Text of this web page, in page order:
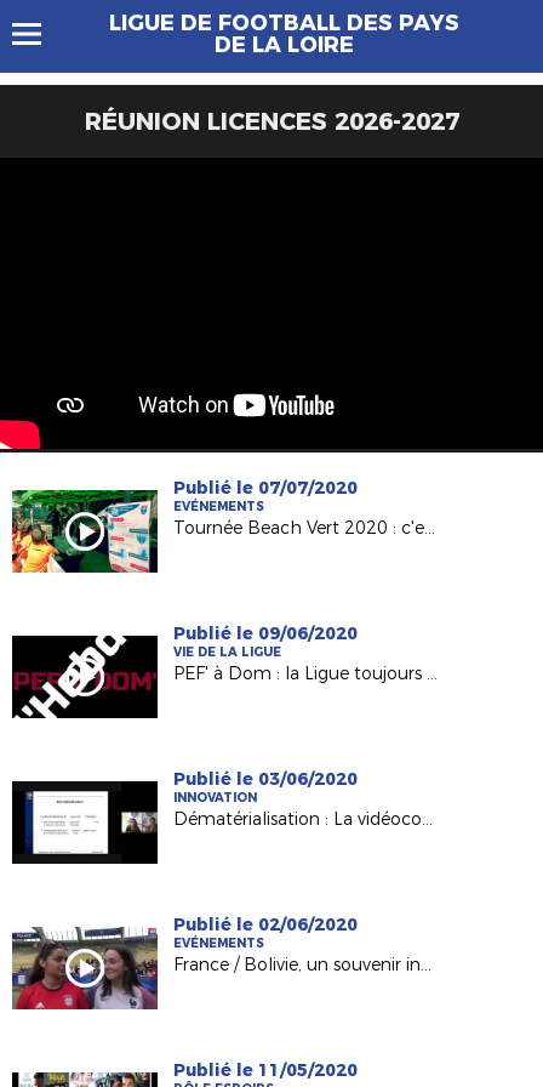
LIGUE DE FOOTBALL DES PAYS
DE LA LOIRE
RÉUNION LICENCES 2026-2027
Publié le 07/07/2020
EVÉNEMENTS
Tournée Beach Vert 2020 : c'est parti !
Publié le 09/06/2020
VIE DE LA LIGUE
PEF' à Dom : la Ligue toujours à votre contact !
Publié le 03/06/2020
INNOVATION
Dématérialisation : La vidéoconférence de notre service Licences
Publié le 02/06/2020
EVÉNEMENTS
France / Bolivie, un souvenir inoubliable pour nos jeunes licenciés !
Publié le 11/05/2020